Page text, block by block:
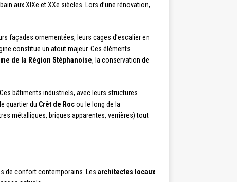
aux XIXe et XXe siècles. Lors d’une rénovation,
façades ornementées, leurs cages d’escalier en
constitue un atout majeur. Ces éléments
de la Région Stéphanoise, la conservation de
bâtiments industriels, avec leurs structures
quartier du Crêt de Rocou le long de la
métalliques, briques apparentes, verrières) tout
de confort contemporains. Les architectes locaux